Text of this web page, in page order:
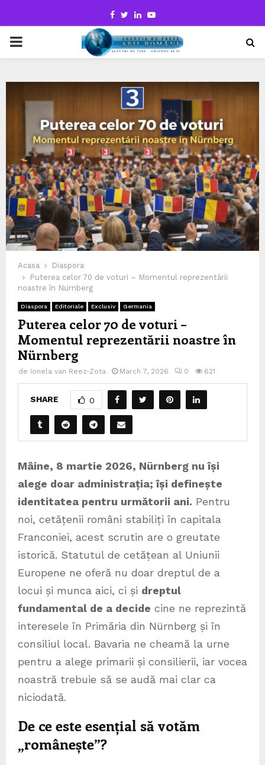
Facebook
TwitterLinkedinYoutube
PRIMARY
Acasa
Diaspora
Puterea celor 70 de voturi – Momentul reprezentării
noastre în Nürnberg
Diaspora Editoriale Exclusiv Germania
Puterea celor 70 de voturi –
Momentul reprezentării noastre în
Nürnberg
de Ionela van Reez-Zota March 7, 2026 0 621
SHARE 0
Mâine, 8 martie 2026, Nürnberg nu își
alege doar administrația; își definește
identitatea pentru următorii ani. Pentru
noi, cetățenii români stabiliți în capitala
Franconiei, acest scrutin are o greutate
istorică. Statutul de cetățean al Uniunii
Europene ne oferă nu doar dreptul de a
locui și munca aici, ci și dreptul
fundamental de a decide cine ne reprezintă
interesele în Primăria din Nürnberg și în
consiliul local. Bavaria ne cheamă la urne
pentru a alege primarii și consilierii, iar vocea
noastră trebuie să se audă mai clar ca
niciodată.
De ce este esențial să votăm
„românește”?